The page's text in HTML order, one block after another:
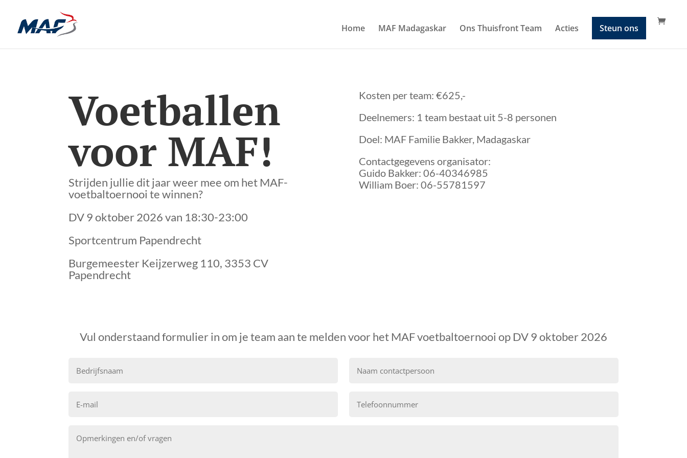
Home MAF Madagaskar Ons Thuisfront Team Acties Steun ons
Voetballen
voor MAF!
Strijden jullie dit jaar weer mee om het MAF-
voetbaltoernooi te winnen?
DV 9 oktober 2026 van 18:30-23:00
Sportcentrum Papendrecht
Burgemeester Keijzerweg 110, 3353 CV
Papendrecht
Kosten per team: €625,-
Deelnemers: 1 team bestaat uit 5-8 personen
Doel: MAF Familie Bakker, Madagaskar
Contactgegevens organisator:
Guido Bakker: 06-40346985
William Boer: 06-55781597
Vul onderstaand formulier in om je team aan te melden voor het MAFvoetbaltoernooiop DV 9 oktober 2026